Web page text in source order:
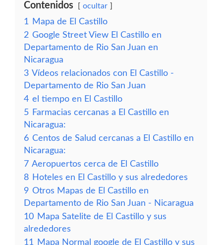
Contenidos ocultar
1
Mapa de El Castillo
2 Google Street View El Castillo en
Departamento de Rio San Juan en
Nicaragua
3 Vídeos relacionados con El Castillo -
Departamento de Rio San Juan
4 el tiempo en El Castillo
5 Farmacias cercanas a El Castillo en
Nicaragua:
6 Centos de Salud cercanas a El Castillo en
Nicaragua:
7 Aeropuertos cerca de El Castillo
8 Hoteles en El Castillo y sus alrededores
9 Otros Mapas de El Castillo en
Departamento de Rio San Juan - Nicaragua
10 Mapa Satelite de El Castillo y sus
alrededores
11
Mapa Normal google de El Castillo y sus